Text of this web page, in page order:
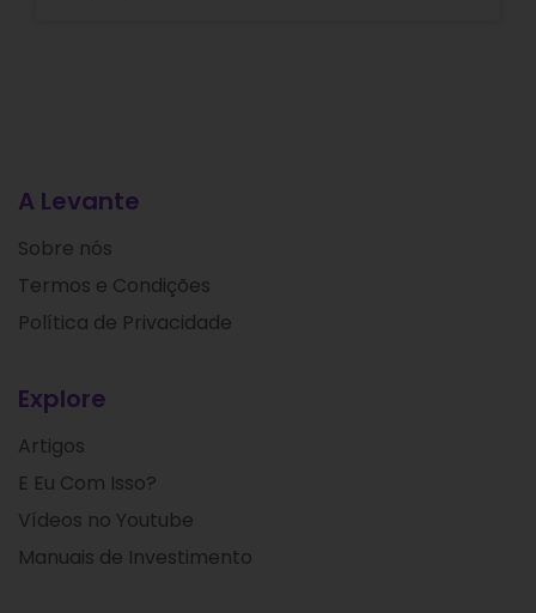
A Levante
Sobre nós
Termos e Condições
Política de Privacidade
Explore
Artigos
E Eu Com Isso?
Vídeos no Youtube
Manuais de Investimento